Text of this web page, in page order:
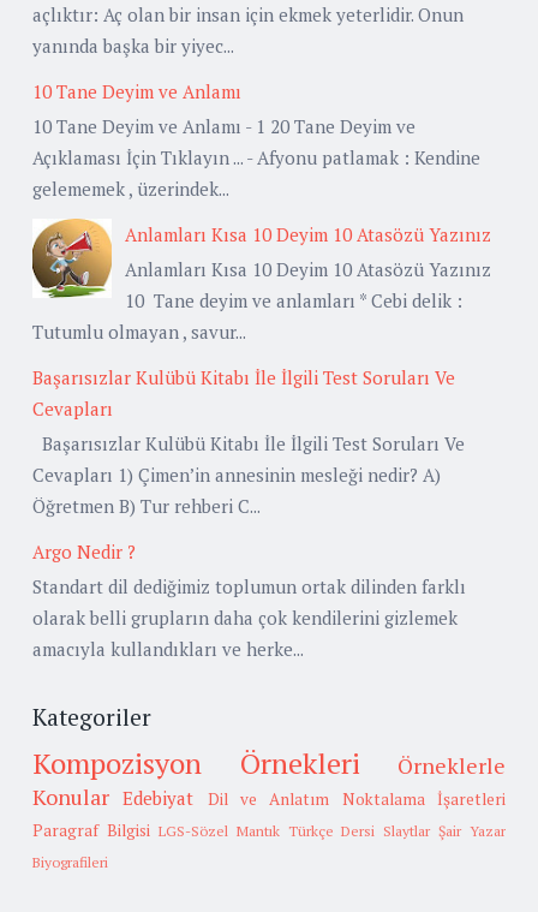
açlıktır: Aç olan bir insan için ekmek yeterlidir. Onun
yanında başka bir yiyec...
10 Tane Deyim ve Anlamı
10 Tane Deyim ve Anlamı - 1 20 Tane Deyim ve
Açıklaması İçin Tıklayın ... - Afyonu patlamak : Kendine
gelememek , üzerindek...
Anlamları Kısa 10 Deyim 10 Atasözü Yazınız
Anlamları Kısa 10 Deyim 10 Atasözü Yazınız
10 Tane deyim ve anlamları * Cebi delik :
Tutumlu olmayan , savur...
Başarısızlar Kulübü Kitabı İle İlgili Test Soruları Ve
Cevapları
Başarısızlar Kulübü Kitabı İle İlgili Test Soruları Ve
Cevapları 1) Çimen’in annesinin mesleği nedir? A)
Öğretmen B) Tur rehberi C...
Argo Nedir ?
Standart dil dediğimiz toplumun ortak dilinden farklı
olarak belli grupların daha çok kendilerini gizlemek
amacıyla kullandıkları ve herke...
Kategoriler
Kompozisyon Örnekleri
Örneklerle
Konular Edebiyat Dil ve Anlatım
Noktalama İşaretleri
Paragraf Bilgisi LGS-Sözel Mantık Türkçe Dersi Slaytlar Şair Yazar
Biyografileri